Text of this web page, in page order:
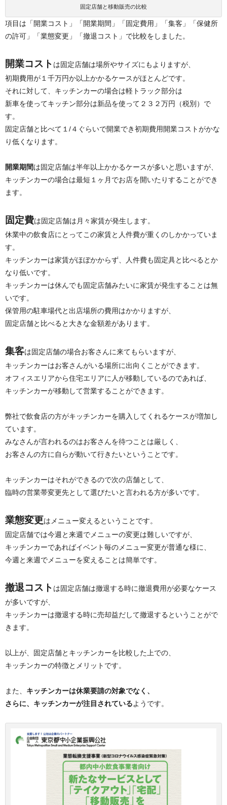
固定店舗と移動販売の比較
項目は「開業コスト」「開業期間」「固定費用」「集客」「保健所
の許可」「業態変更」「撤退コスト」で比較をしました。
開業コスト は固定店舗は場所やサイズにもよりますが、
初期費用が１千万円か以上かかるケースがほとんどです。
それに対して、キッチンカーの場合は軽トラック部分は
新車を使ってキッチン部分は新品を使って２３２万円（税別）で
す。
固定店舗と比べて１/４ぐらいで開業でき初期費用開業コストがかな
り低くなります。
開業期間 は固定店舗は半年以上かかるケースが多いと思いますが、
キッチンカーの場合は最短１ヶ月でお店を開いたりすることができ
ます。
固定費は固定店舗は月々家賃が発生します。
休業中の飲食店にとってこの家賃と人件費が重くのしかかっていま
す。
キッチンカーは家賃がほぼかからず、人件費も固定具と比べるとか
なり低いです。
キッチンカーは休んでも固定店舗みたいに家賃が発生することは無
いです。
保管用の駐車場代と出店場所の費用はかかりますが、
固定店舗と比べると大きな金額差があります。
集客は固定店舗の場合お客さんに来てもらいますが、
キッチンカーはお客さんがいる場所に出向くことができます。
オフィスエリアから住宅エリアに人が移動しているのであれば、
キッチンカーが移動して営業することができます。
弊社で飲食店の方がキッチンカーを購入してくれるケースが増加し
ています。
みなさんが言われるのはお客さんを待つことは厳しく、
お客さんの方に自らが動いて行きたいということです。
キッチンカーはそれができるので次の店舗として、
臨時の営業帯変更先として選びたいと言われる方が多いです。
業態変更 はメニュー変えるということです。
固定店舗では今週と来週でメニューの変更は難しいですが、
キッチンカーであればイベント毎のメニュー変更が普通な様に、
今週と来週でメニューを変えることは簡単です。
撤退コスト は固定店舗は撤退する時に撤退費用が必要なケース
が多いですが、
キッチンカーは撤退する時に売却益だして撤退するということがで
きます。
以上が、固定店舗とキッチンカーを比較した上での、
キッチンカーの特徴とメリットです。
また、 キッチンカーは休業要請の対象でなく、
さらに、キッチンカーが注目されている ようです。